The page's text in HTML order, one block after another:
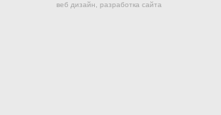
веб дизайн, разработка сайта